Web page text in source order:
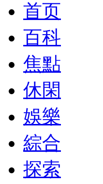
首页
百科
焦點
休閑
娛樂
綜合
探索